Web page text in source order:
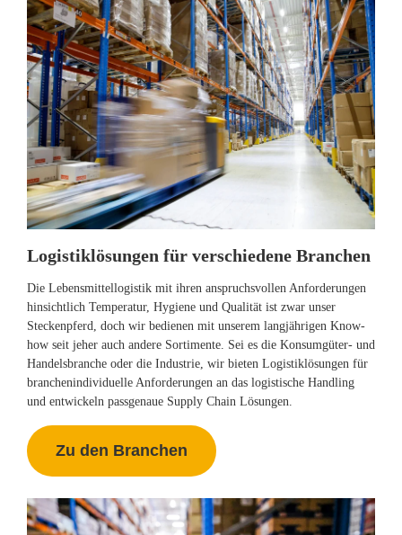
Logistiklösungen für verschiedene Branchen
Die Lebensmittellogistik mit ihren anspruchsvollen Anforderungen
hinsichtlich Temperatur, Hygiene und Qualität ist zwar unser
Steckenpferd, doch wir bedienen mit unserem langjährigen Know-
how seit jeher auch andere Sortimente. Sei es die Konsumgüter- und
Handelsbranche oder die Industrie, wir bieten Logistiklösungen für
branchenindividuelle Anforderungen an das logistische Handling
und entwickeln passgenaue Supply Chain Lösungen.
Zu den Branchen